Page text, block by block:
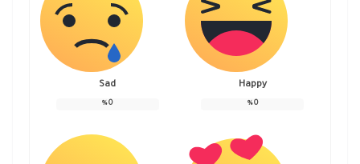
Happy
0
%
Sad
0
%